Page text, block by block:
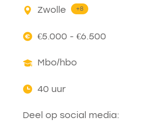
Zwolle +8
€5.000 - €6.500
Mbo/hbo
40 uur
Deel op social media: